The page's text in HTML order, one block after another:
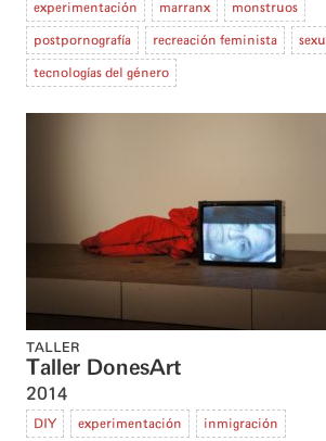
experimentación marranx monstruos
postpornografía recreación feminista
tecnologías del género
TALLER
Taller DonesArt
2014
DIY experimentación inmigración